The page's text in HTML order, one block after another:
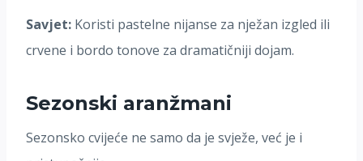
Savjet: Koristi pastelne nijanse za nježan izgled ili
crvene i bordo tonove za dramatičniji dojam.
Sezonski aranžmani
Sezonsko cvijeće ne samo da je svježe, već je i